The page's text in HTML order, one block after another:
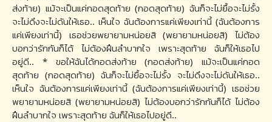
ส่งท้าย) แม้จะเป็นแค่กอดสุดท้าย (กอดสุดท้าย) ฉันก็จะไม่ยื้อจะไม่รั้ง
จะไม่ดึงจะไม่ดันให้เธอ.. เห็นใจ ฉันต้องการแค่เพียงเท่านี้ (ฉันต้องการ
แค่เพียงเท่านี้) เธอช่วยพยายามหน่อยสิ (พยายามหน่อยสิ) ไม่ต้อง
บอกว่ารักกันก็ได้ ไม่ต้องฝืนลำบากใจ เพราะสุดท้าย ฉันก็ให้เธอไป
อยู่ดี.. * ขอให้ฉันได้กอดส่งท้าย (กอดส่งท้าย) แม้จะเป็นแค่กอด
สุดท้าย (กอดสุดท้าย) ฉันก็จะไม่ยื้อจะไม่รั้ง จะไม่ดึงจะไม่ดันให้เธอ..
เห็นใจ ฉันต้องการแค่เพียงเท่านี้ (ฉันต้องการแค่เพียงเท่านี้) เธอช่วย
พยายามหน่อยสิ (พยายามหน่อยสิ) ไม่ต้องบอกว่ารักกันก็ได้ ไม่ต้อง
ฝืนลำบากใจ เพราะสุดท้าย ฉันก็ให้เธอไปอยู่ดี..